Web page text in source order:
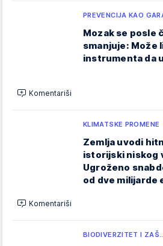
PREVENCIJA KAO
Mozak se posle
smanjuje: Može
instrumenta da
Komentariši
KLIMATSKE PROMENE
Zemlja uvodi
istorijski niskog
Ugroženo
od dve milijarde
Komentariši
BIODIVERZITET I